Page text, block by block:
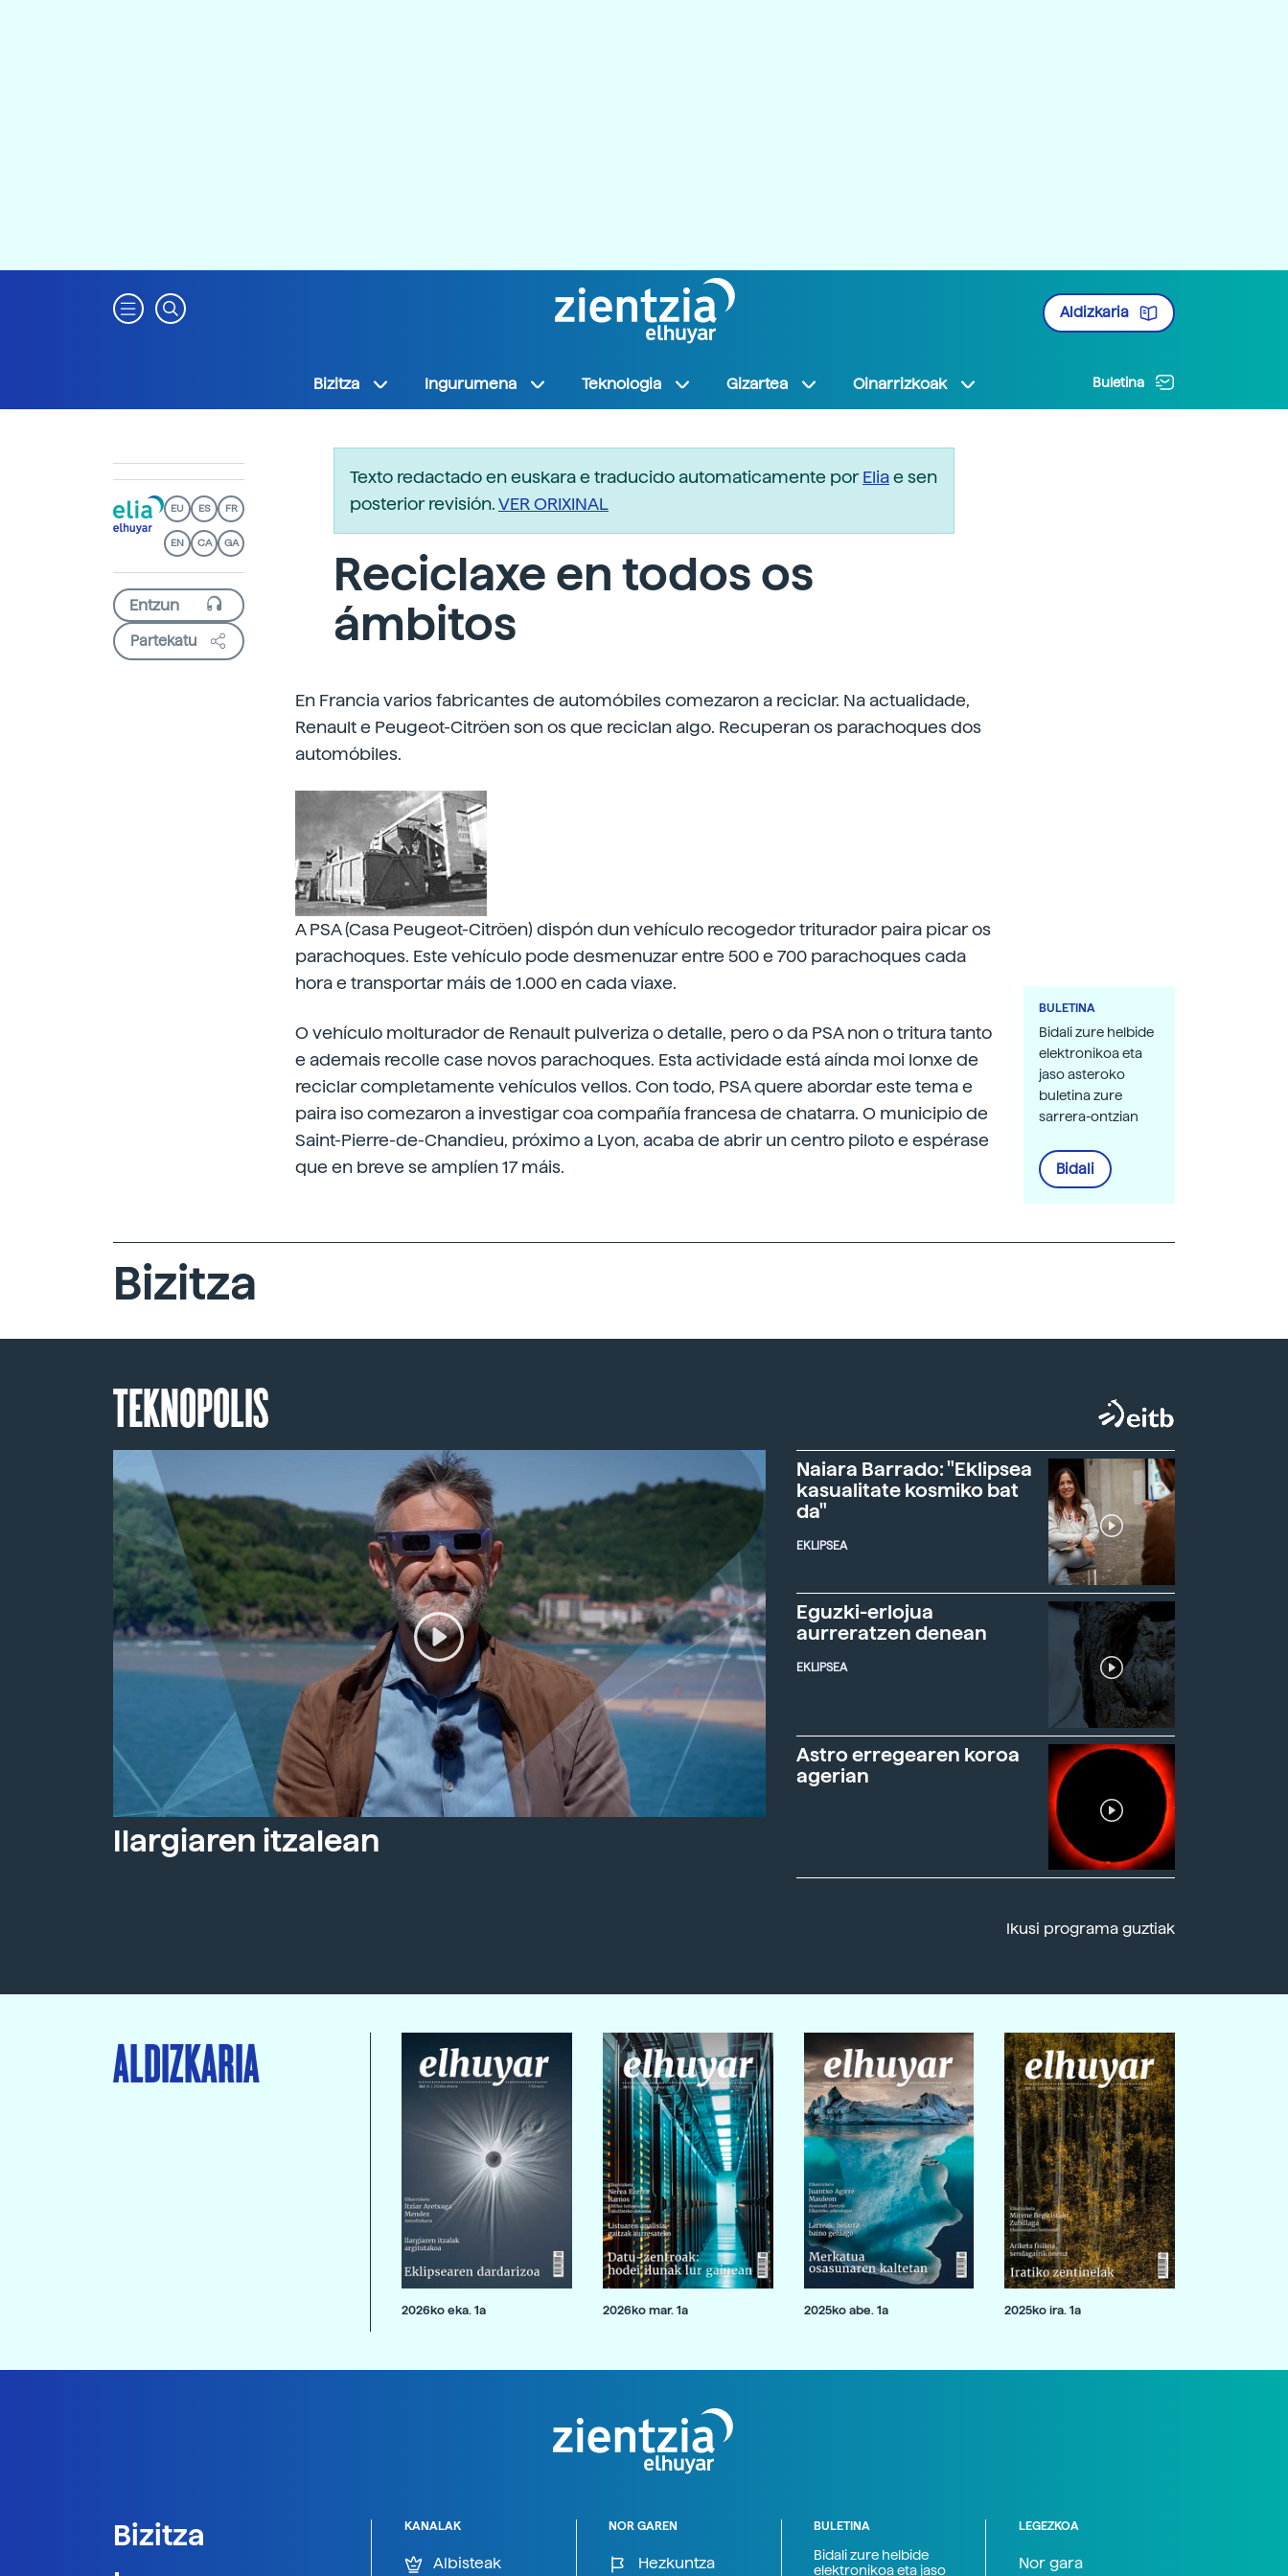
Aldizkaria
Bizitza Ingurumena Teknologia Gizartea Oinarrizkoak Buletina
EU ES FR
EN CA GA
Partekatu
Texto redactado en euskara e traducido automaticamente porEliae sen
posterior revisión.VER ORIXINAL
Reciclaxe en todos os
ámbitos
En Francia varios fabricantes de automóbiles comezaron a reciclar. Na actualidade,
Renault e Peugeot-Citröen son os que reciclan algo. Recuperan os parachoques dos
automóbiles.
A PSA (Casa Peugeot-Citröen) dispón dun vehículo recogedor triturador paira picar os
parachoques. Este vehículo pode desmenuzar entre 500 e 700 parachoques cada
hora e transportar máis de 1.000 en cada viaxe.
O vehículo molturador de Renault pulveriza o detalle, pero o da PSA non o tritura tanto
e ademais recolle case novos parachoques. Esta actividade está aínda moi lonxe de
reciclar completamente vehículos vellos. Con todo, PSA quere abordar este tema e
paira iso comezaron a investigar coa compañía francesa de chatarra. O municipio de
Saint-Pierre-de-Chandieu, próximo a Lyon, acaba de abrir un centro piloto e espérase
que en breve se amplíen 17 máis.
BULETINA
Bidali zure helbide
elektronikoa eta
jaso asteroko
buletina zure
sarrera-ontzian
Bidali
Bizitza
TEKNOPOLIS
Ilargiaren itzalean
Naiara Barrado: "Eklipsea
kasualitate kosmiko bat
da"
EKLIPSEA
Eguzki-erlojua
aurreratzen denean
EKLIPSEA
Astro erregearen koroa
agerian
Ikusi programa guztiak
ALDIZKARIA
2026ko eka. 1a 2026ko mar. 1a 2025ko abe. 1a 2025ko ira. 1a
Bizitza
KANALAK
Albisteak
NOR GAREN
Hezkuntza
BULETINA
Bidali zure helbide
elektronikoa eta jaso
LEGEZKOA
Nor gara